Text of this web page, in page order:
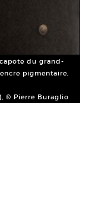
du grand-
pigmentaire,
© Pierre Buraglio